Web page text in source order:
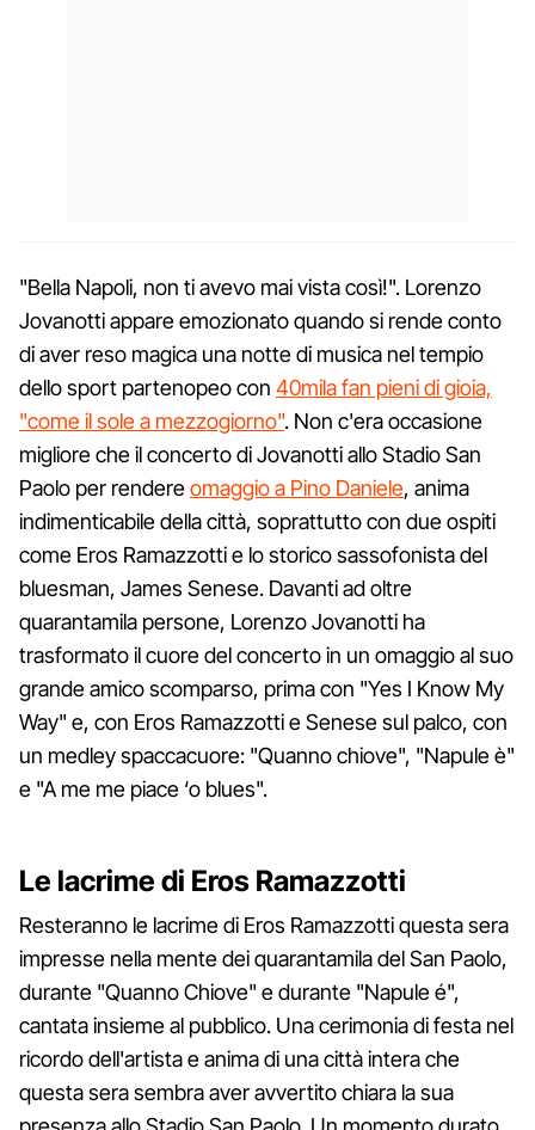
"Bella Napoli, non ti avevo mai vista così!". Lorenzo
Jovanotti appare emozionato quando si rende conto
di aver reso magica una notte di musica nel tempio
dello sport partenopeo con 40mila fan pieni di gioia,
"come il sole a mezzogiorno". Non c'era occasione
migliore che il concerto di Jovanotti allo Stadio San
Paolo per rendereomaggio a Pino Daniele, anima
indimenticabile della città, soprattutto con due ospiti
come Eros Ramazzotti e lo storico sassofonista del
bluesman, James Senese. Davanti ad oltre
quarantamila persone, Lorenzo Jovanotti ha
trasformato il cuore del concerto in un omaggio al suo
grande amico scomparso, prima con "Yes I Know My
Way" e, con Eros Ramazzotti e Senese sul palco, con
un medley spaccacuore: "Quanno chiove", "Napule è"
e "A me me piace ‘o blues".
Le lacrime di Eros Ramazzotti
Resteranno le lacrime di Eros Ramazzotti questa sera
impresse nella mente dei quarantamila del San Paolo,
durante "Quanno Chiove" e durante "Napule é",
cantata insieme al pubblico. Una cerimonia di festa nel
ricordo dell'artista e anima di una città intera che
questa sera sembra aver avvertito chiara la sua